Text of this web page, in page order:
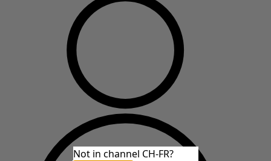
Not in channel CH-FR?